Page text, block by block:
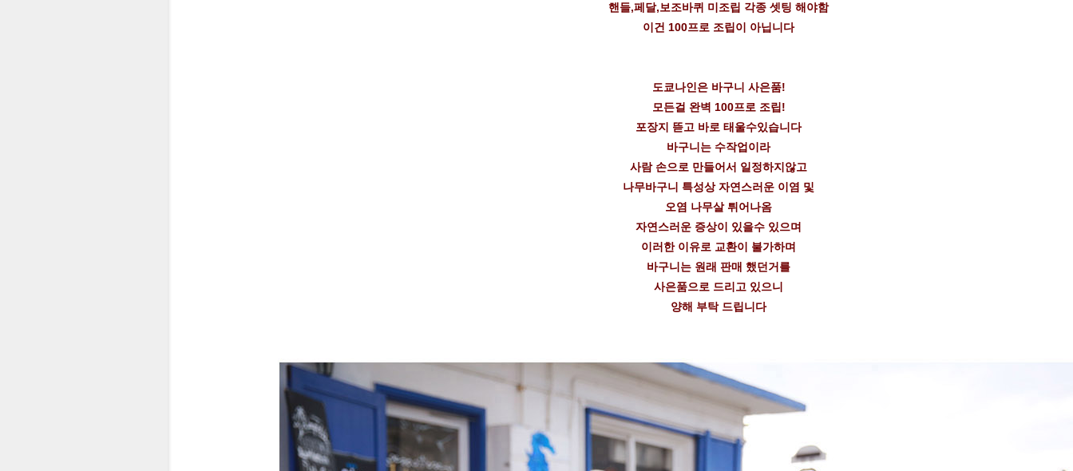
핸들,페달,보조바퀴 미조립 각종 셋팅 해야함
이건 100프로 조립이 아닙니다
도쿄나인은 바구니 사은품!
모든걸 완벽 100프로 조립!
포장지 뜯고 바로 태울수있습니다
바구니는 수작업이라
사람 손으로 만들어서 일정하지않고
나무바구니 특성상 자연스러운 이염 및
오염 나무살 튀어나옴
자연스러운 증상이 있을수 있으며
이러한 이유로 교환이 불가하며
바구니는 원래 판매 했던거를
사은품으로 드리고 있으니
양해 부탁 드립니다